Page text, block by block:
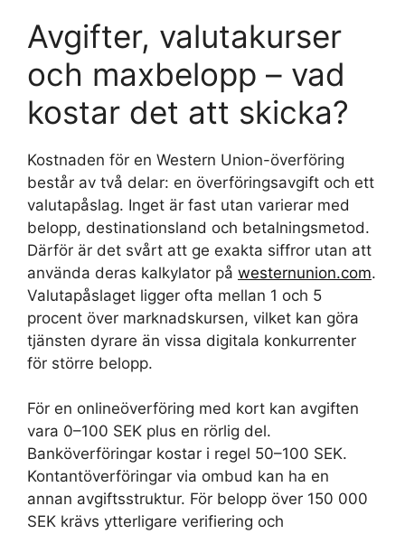
Avgifter, valutakurser
och maxbelopp – vad
kostar det att skicka?
Kostnaden för en Western Union-överföring
består av två delar: en överföringsavgift och ett
valutapåslag. Inget är fast utan varierar med
belopp, destinationsland och betalningsmetod.
Därför är det svårt att ge exakta siffror utan att
använda deras kalkylator på westernunion.com.
Valutapåslaget ligger ofta mellan 1 och 5
procent över marknadskursen, vilket kan göra
tjänsten dyrare än vissa digitala konkurrenter
för större belopp.
För en onlineöverföring med kort kan avgiften
vara 0–100 SEK plus en rörlig del.
Banköverföringar kostar i regel 50–100 SEK.
Kontantöverföringar via ombud kan ha en
annan avgiftsstruktur. För belopp över 150 000
SEK krävs ytterligare verifiering och